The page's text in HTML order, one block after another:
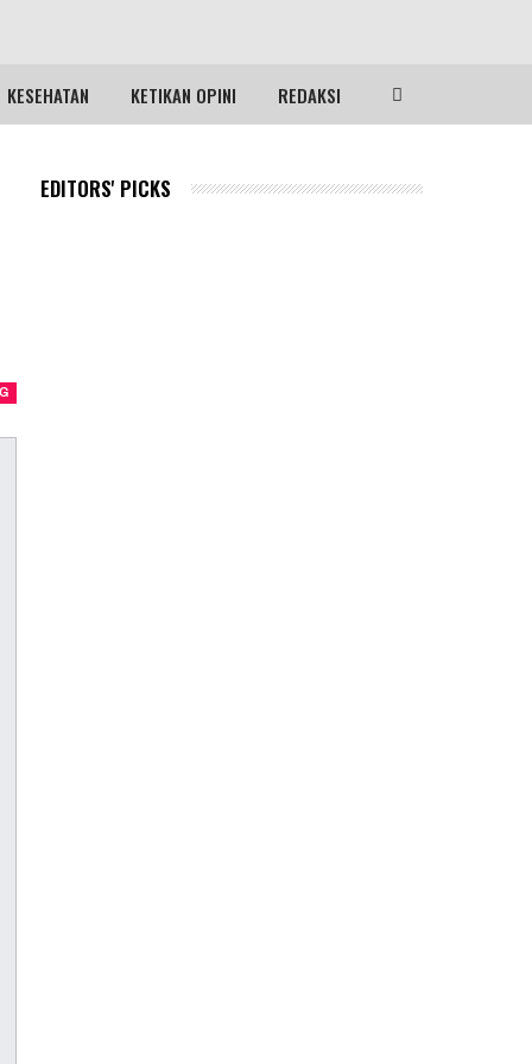
KESEHATAN KETIKAN OPINI REDAKSI
EDITORS' PICKS